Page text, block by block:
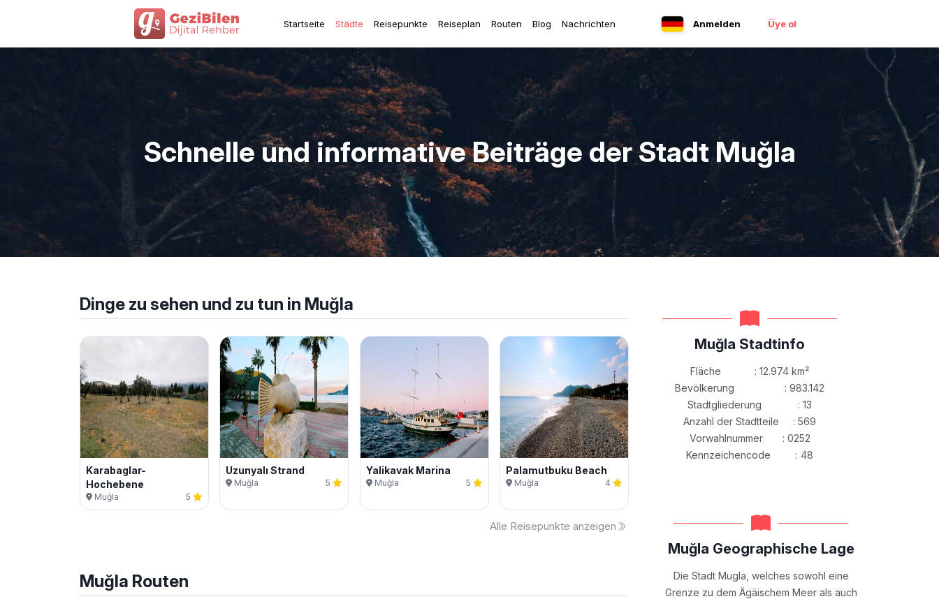
Startseite Städte Reisepunkte Reiseplan Routen Blog Nachrichten Anmelden Üye ol
Schnelle und informative Beiträge der Stadt Muğla
Dinge zu sehen und zu tun in Muğla
Karabaglar-
Hochebene
Muğla 5
Uzunyalı Strand
Muğla 5
Yalikavak Marina
Muğla 5
Palamutbuku Beach
Muğla 4
Alle Reisepunkte anzeigen
Muğla Routen
Muğla Stadtinfo
Fläche : 12.974 km²
Bevölkerung : 983.142
Stadtgliederung : 13
Anzahl der Stadtteile : 569
Vorwahlnummer : 0252
Kennzeichencode : 48
Muğla Geographische Lage
Die Stadt Mugla, welches sowohl eine
Grenze zu dem Ägäischem Meer als auch